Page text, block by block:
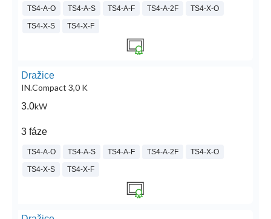
TS4-A-O TS4-A-S TS4-A-F TS4-A-2F TS4-X-O
TS4-X-S TS4-X-F
Dražice
IN.Compact 3,0 K
3.0kW
3 fáze
TS4-A-O TS4-A-S TS4-A-F TS4-A-2F TS4-X-O
TS4-X-S TS4-X-F